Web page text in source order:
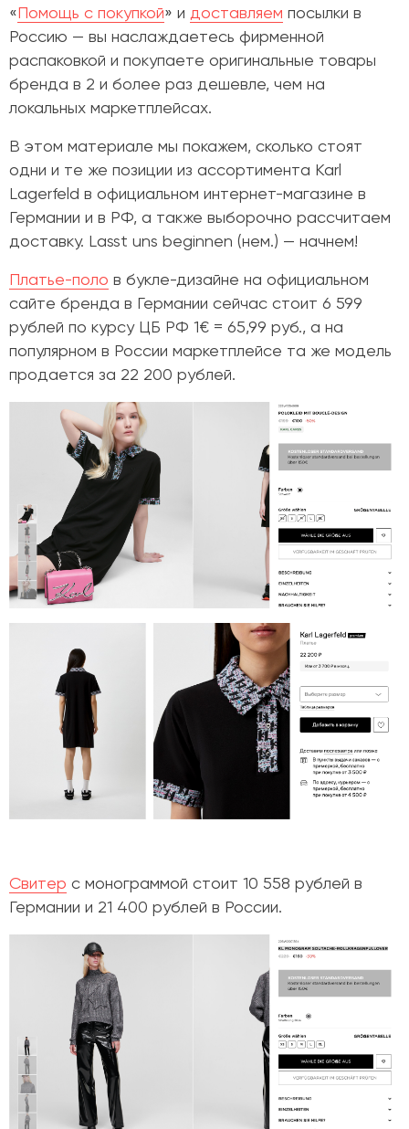
« Помощь с покупкой» и доставляем посылки в
Россию — вы наслаждаетесь фирменной
распаковкой и покупаете оригинальные товары
бренда в 2 и более раз дешевле, чем на
локальных маркетплейсах.
В этом материале мы покажем, сколько стоят
одни и те же позиции из ассортимента Karl
Lagerfeld в официальном интернет-магазине в
Германии и в РФ, а также выборочно рассчитаем
доставку. Lasst uns beginnen (нем.) — начнем!
Платье-поло в букле-дизайне на официальном
сайте бренда в Германии сейчас стоит 6 599
рублей по курсу ЦБ РФ 1€ = 65,99 руб., а на
популярном в России маркетплейсе та же модель
продается за 22 200 рублей.
Свитер с монограммой стоит 10 558 рублей в
Германии и 21 400 рублей в России.